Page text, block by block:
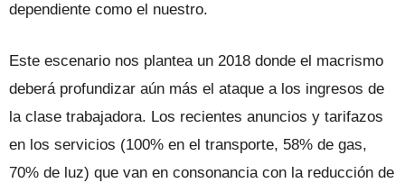
dependiente como el nuestro.
Este escenario nos plantea un 2018 donde el macrismo
deberá profundizar aún más el ataque a los ingresos de
la clase trabajadora. Los recientes anuncios y tarifazos
en los servicios (100% en el transporte, 58% de gas,
70% de luz) que van en consonancia con la reducción de